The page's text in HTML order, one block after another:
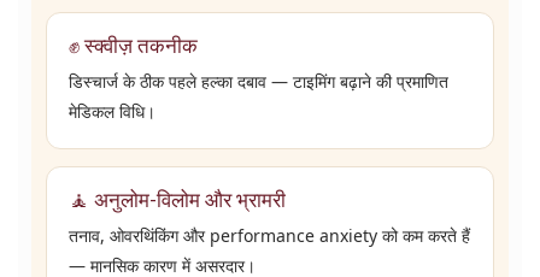
✊ स्क्वीज़ तकनीक
डिस्चार्ज के ठीक पहले हल्का दबाव — टाइमिंग बढ़ाने की प्रमाणित
मेडिकल विधि।
🧘 अनुलोम-विलोम और भ्रामरी
तनाव, ओवरथिंकिंग और performance anxiety को कम करते हैं
— मानसिक कारण में असरदार।